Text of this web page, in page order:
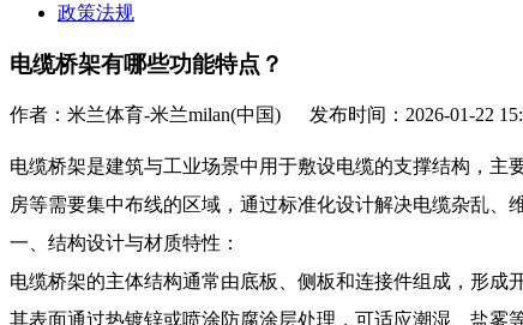
政策法规
电缆桥架有哪些功能特点？
作者：米兰体育-米兰milan(中国) 发布时间：2026-01-22
电缆桥架是建筑与工业场景中用于敷设电缆的支撑结构，
房等需要集中布线的区域，通过标准化设计解决电缆杂乱、
一、结构设计与材质特性：
电缆桥架的主体结构通常由底板、侧板和连接件组成，形成
其表面通过热镀锌或喷涂防腐涂层处理，可适应潮湿、盐